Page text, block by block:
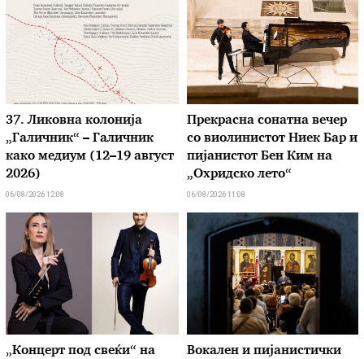
37. Ликовна колонија
„Галичник“ – Галичник
како медиум (12–19 август
2026)
06/08/2026 12:08
Прекрасна сонатна вечер
со виолинистот Ниек Бар и
пијанистот Бен Ким на
„Охридско лето“
06/08/2026 11:08
„Концерт под свеќи“ на
Вокален и пијанистички